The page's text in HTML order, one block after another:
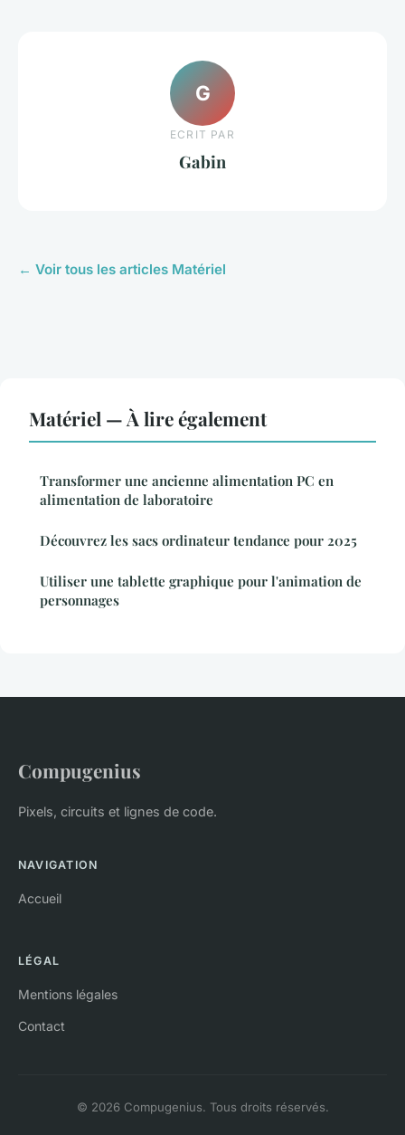
G
ECRIT PAR
Gabin
← Voir tous les articles Matériel
Matériel — À lire également
Transformer une ancienne alimentation PC en
alimentation de laboratoire
Découvrez les sacs ordinateur tendance pour 2025
Utiliser une tablette graphique pour l'animation de
personnages
Compugenius
Pixels, circuits et lignes de code.
NAVIGATION
Accueil
LÉGAL
Mentions légales
Contact
© 2026 Compugenius. Tous droits réservés.